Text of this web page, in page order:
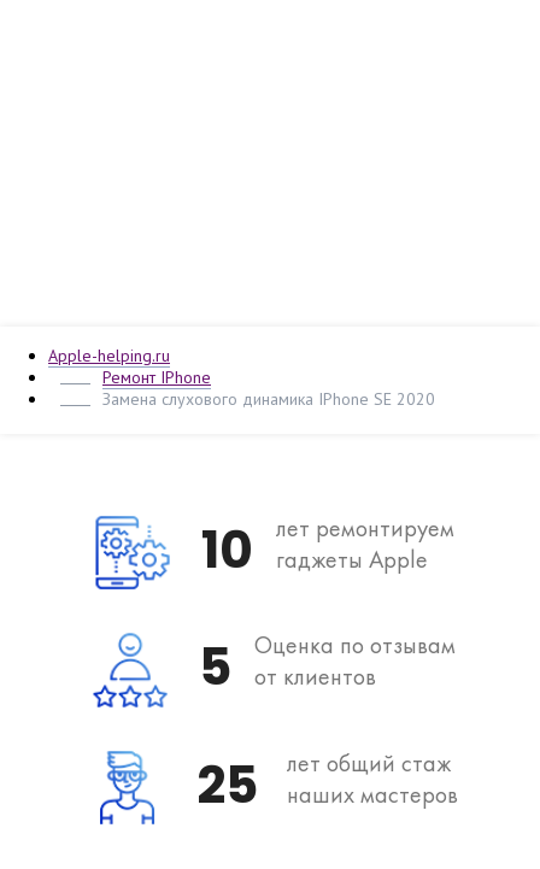
Apple-helping.ru
Ремонт IPhone
Замена слухового динамика IPhone SE 2020
10
лет ремонтируем
гаджеты Apple
5
Оценка по отзывам
от клиентов
25
лет общий стаж
наших мастеров